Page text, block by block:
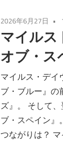
2026年6月27日
マイルス
オブ・ス
マイルス・デイ
ブ・ブルー』の
ズ』。 そして
ブ・スペイン』
つながりは？